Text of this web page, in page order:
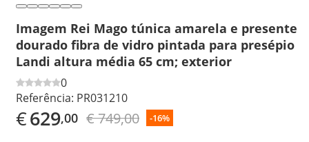
Imagem Rei Mago túnica amarela e presente
dourado fibra de vidro pintada para presépio
Landi altura média 65 cm; exterior
0
Referência: PR031210
€629,00 € 749,00 -16%